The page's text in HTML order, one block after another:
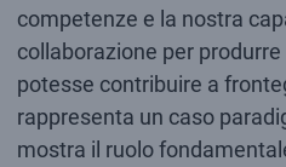
competenze e la nostra
collaborazione per
potesse contribuire a
rappresenta un caso
mostra il ruolo